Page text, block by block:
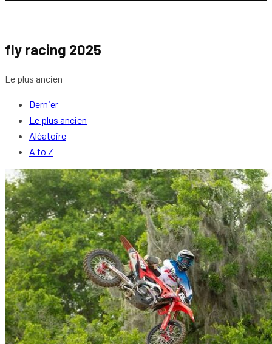
fly racing 2025
Le plus ancien
Dernier
Le plus ancien
Aléatoire
A to Z